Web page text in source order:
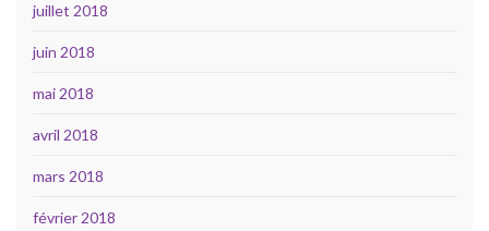
juillet 2018
juin 2018
mai 2018
avril 2018
mars 2018
février 2018